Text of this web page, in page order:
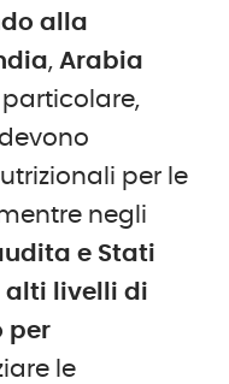
alla
, Arabia
particolare,
per le
negli
e Stati
alti livelli di
per
le